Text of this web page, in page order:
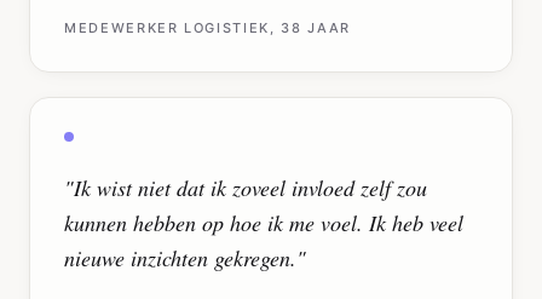
MEDEWERKER LOGISTIEK, 38 JAAR
"Ik wist niet dat ik zoveel invloed zelf zou
kunnen hebben op hoe ik me voel. Ik heb veel
nieuwe inzichten gekregen."